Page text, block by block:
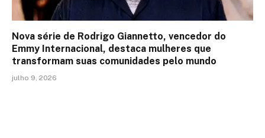
Nova série de Rodrigo Giannetto, vencedor do
Emmy Internacional, destaca mulheres que
transformam suas comunidades pelo mundo
julho 9, 2026